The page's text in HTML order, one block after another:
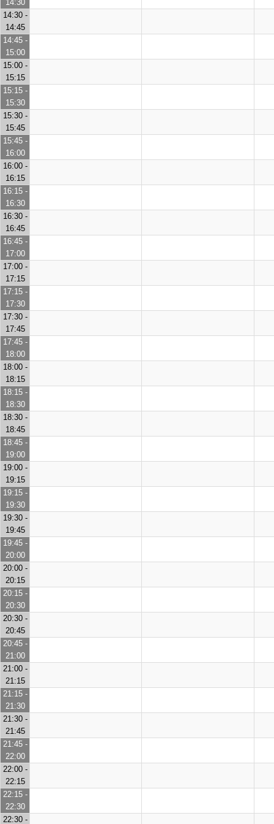
14:30
14:30 -
14:45
14:45 -
15:00
15:00 -
15:15
15:15 -
15:30
15:30 -
15:45
15:45 -
16:00
16:00 -
16:15
16:15 -
16:30
16:30 -
16:45
16:45 -
17:00
17:00 -
17:15
17:15 -
17:30
17:30 -
17:45
17:45 -
18:00
18:00 -
18:15
18:15 -
18:30
18:30 -
18:45
18:45 -
19:00
19:00 -
19:15
19:15 -
19:30
19:30 -
19:45
19:45 -
20:00
20:00 -
20:15
20:15 -
20:30
20:30 -
20:45
20:45 -
21:00
21:00 -
21:15
21:15 -
21:30
21:30 -
21:45
21:45 -
22:00
22:00 -
22:15
22:15 -
22:30
22:30 -